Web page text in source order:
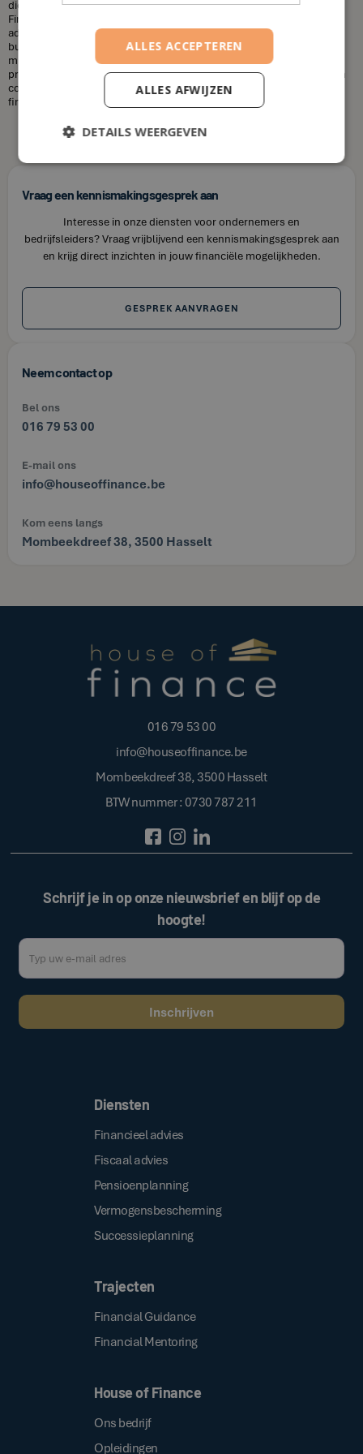
diensten die u nodig heeft en uw financiële situatie. Bij House of
Finance bieden wij betaalbare tarieven voor onze financiële
adviesdiensten, zodat u uw financiën kunt optimaliseren zonder uw
budget te overschrijden. Kortom, laat u niet misleiden door de
misvattingen over financieel adviseurs. Als u op zoek bent naar
professioneel en betrouwbaar financieel advies in Vossem, neem dan
contact op met House of Finance. Wij staan klaar om u te helpen uw
financiële doelen te bereiken.
Vraag een kennismakingsgesprek aan
Interesse in onze diensten voor ondernemers en
bedrijfsleiders? Vraag vrijblijvend een kennismakingsgesprek aan
en krijg direct inzichten in jouw financiële mogelijkheden.
GESPREK AANVRAGEN
Neem contact op
Bel ons
016 79 53 00
E-mail ons
info@houseoffinance.be
Kom eens langs
Mombeekdreef 38, 3500 Hasselt
016 79 53 00
info@houseoffinance.be
Mombeekdreef 38, 3500 Hasselt
BTW nummer : 0730 787 211
Schrijf je in op onze nieuwsbrief en blijf op de
hoogte!
Diensten
Financieel advies
Fiscaal advies
Pensioenplanning
Vermogensbescherming
Successieplanning
Trajecten
Financial Guidance
Financial Mentoring
House of Finance
Ons bedrijf
Opleidingen
ALLES ACCEPTEREN
ALLES AFWIJZEN
DETAILS WEERGEVEN